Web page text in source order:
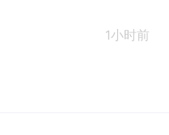
话，简历完善度越
，展示特长，期待你
1小时前